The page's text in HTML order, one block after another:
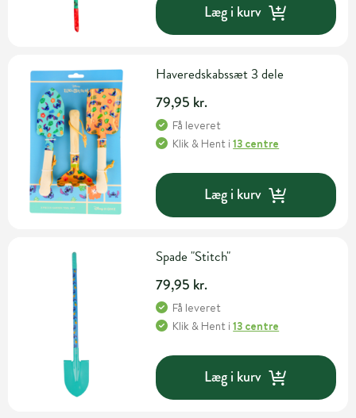
Læg i kurv
Haveredskabssæt 3 dele
79,95 kr.
Få leveret
Klik & Hent i13 centre
Læg i kurv
Spade "Stitch"
79,95 kr.
Få leveret
Klik & Hent i13 centre
Læg i kurv